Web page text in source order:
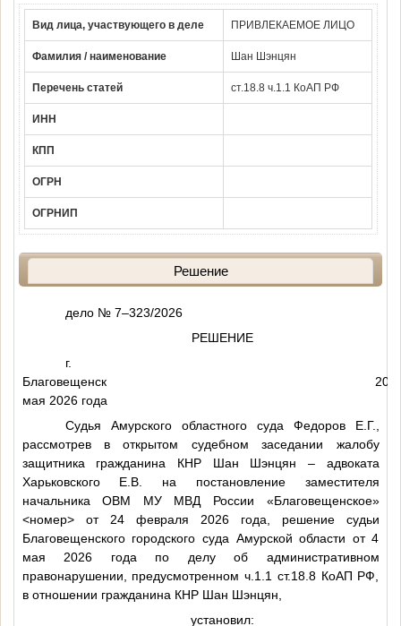
Вид лица, участвующего в деле ПРИВЛЕКАЕМОЕ ЛИЦО
Фамилия / наименование Шан Шэнцян
Перечень статей ст.18.8 ч.1.1 КоАП РФ
ИНН
КПП
ОГРН
ОГРНИП
Решение
дело № 7–323/2026
РЕШЕНИЕ
г.
Благовещенск 20
мая 2026 года
Судья Амурского областного суда Федоров Е.Г.,
рассмотрев в открытом судебном заседании жалобу
защитника гражданина КНР Шан Шэнцян – адвоката
Харьковского Е.В. на постановление заместителя
начальника ОВМ МУ МВД России «Благовещенское»
<номер>от 24 февраля 2026 года, решение судьи
Благовещенского городского суда Амурской области от 4
мая 2026 года по делу об административном
правонарушении, предусмотренном ч.1.1 ст.18.8 КоАП РФ,
в отношении гражданина КНР Шан Шэнцян,
установил: